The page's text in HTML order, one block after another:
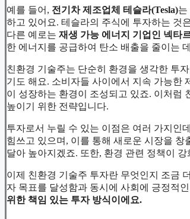
예를 들어, 전기차 제조업체 테슬라(Tesla)는
하고 있어요. 테슬라의 주식에 투자하는 것
다른 예로는 재생 가능 에너지 기업인 넥타
한 에너지를 공급하여 탄소 배출을 줄이는
친환경 기술주는 단순히 환경을 생각한 투
기도 해요. 소비자들 사이에서 지속 가능한
이 성장하는 환경이 조성되고 있죠. 이처럼
높이기 위한 전략입니다.
투자로서 누릴 수 있는 이점은 여러 가지인
힘쓰고 있으며, 이를 통해 새로운 시장을
달아 높아지겠죠. 또한, 환경 관련 정책이
이제 친환경 기술주 투자란 무엇인지 조금
자 목표를 달성함과 동시에 사회에 긍정적
위한 책임 있는 투자 방식이에요.